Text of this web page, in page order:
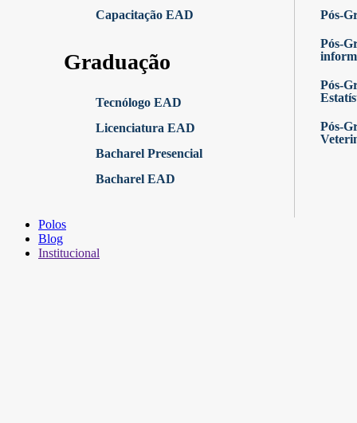
Capacitação EAD
Graduação
Tecnólogo EAD
Licenciatura EAD
Bacharel Presencial
Bacharel EAD
Pós-
Pós-
Pós-
Pós-
Polos
Blog
Institucional